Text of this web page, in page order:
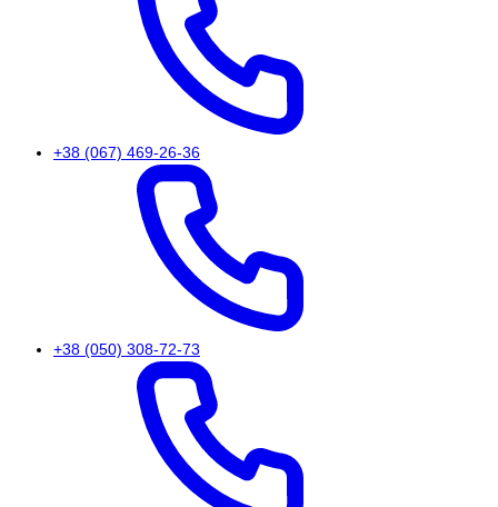
+38 (067) 469-26-36
+38 (050) 308-72-73